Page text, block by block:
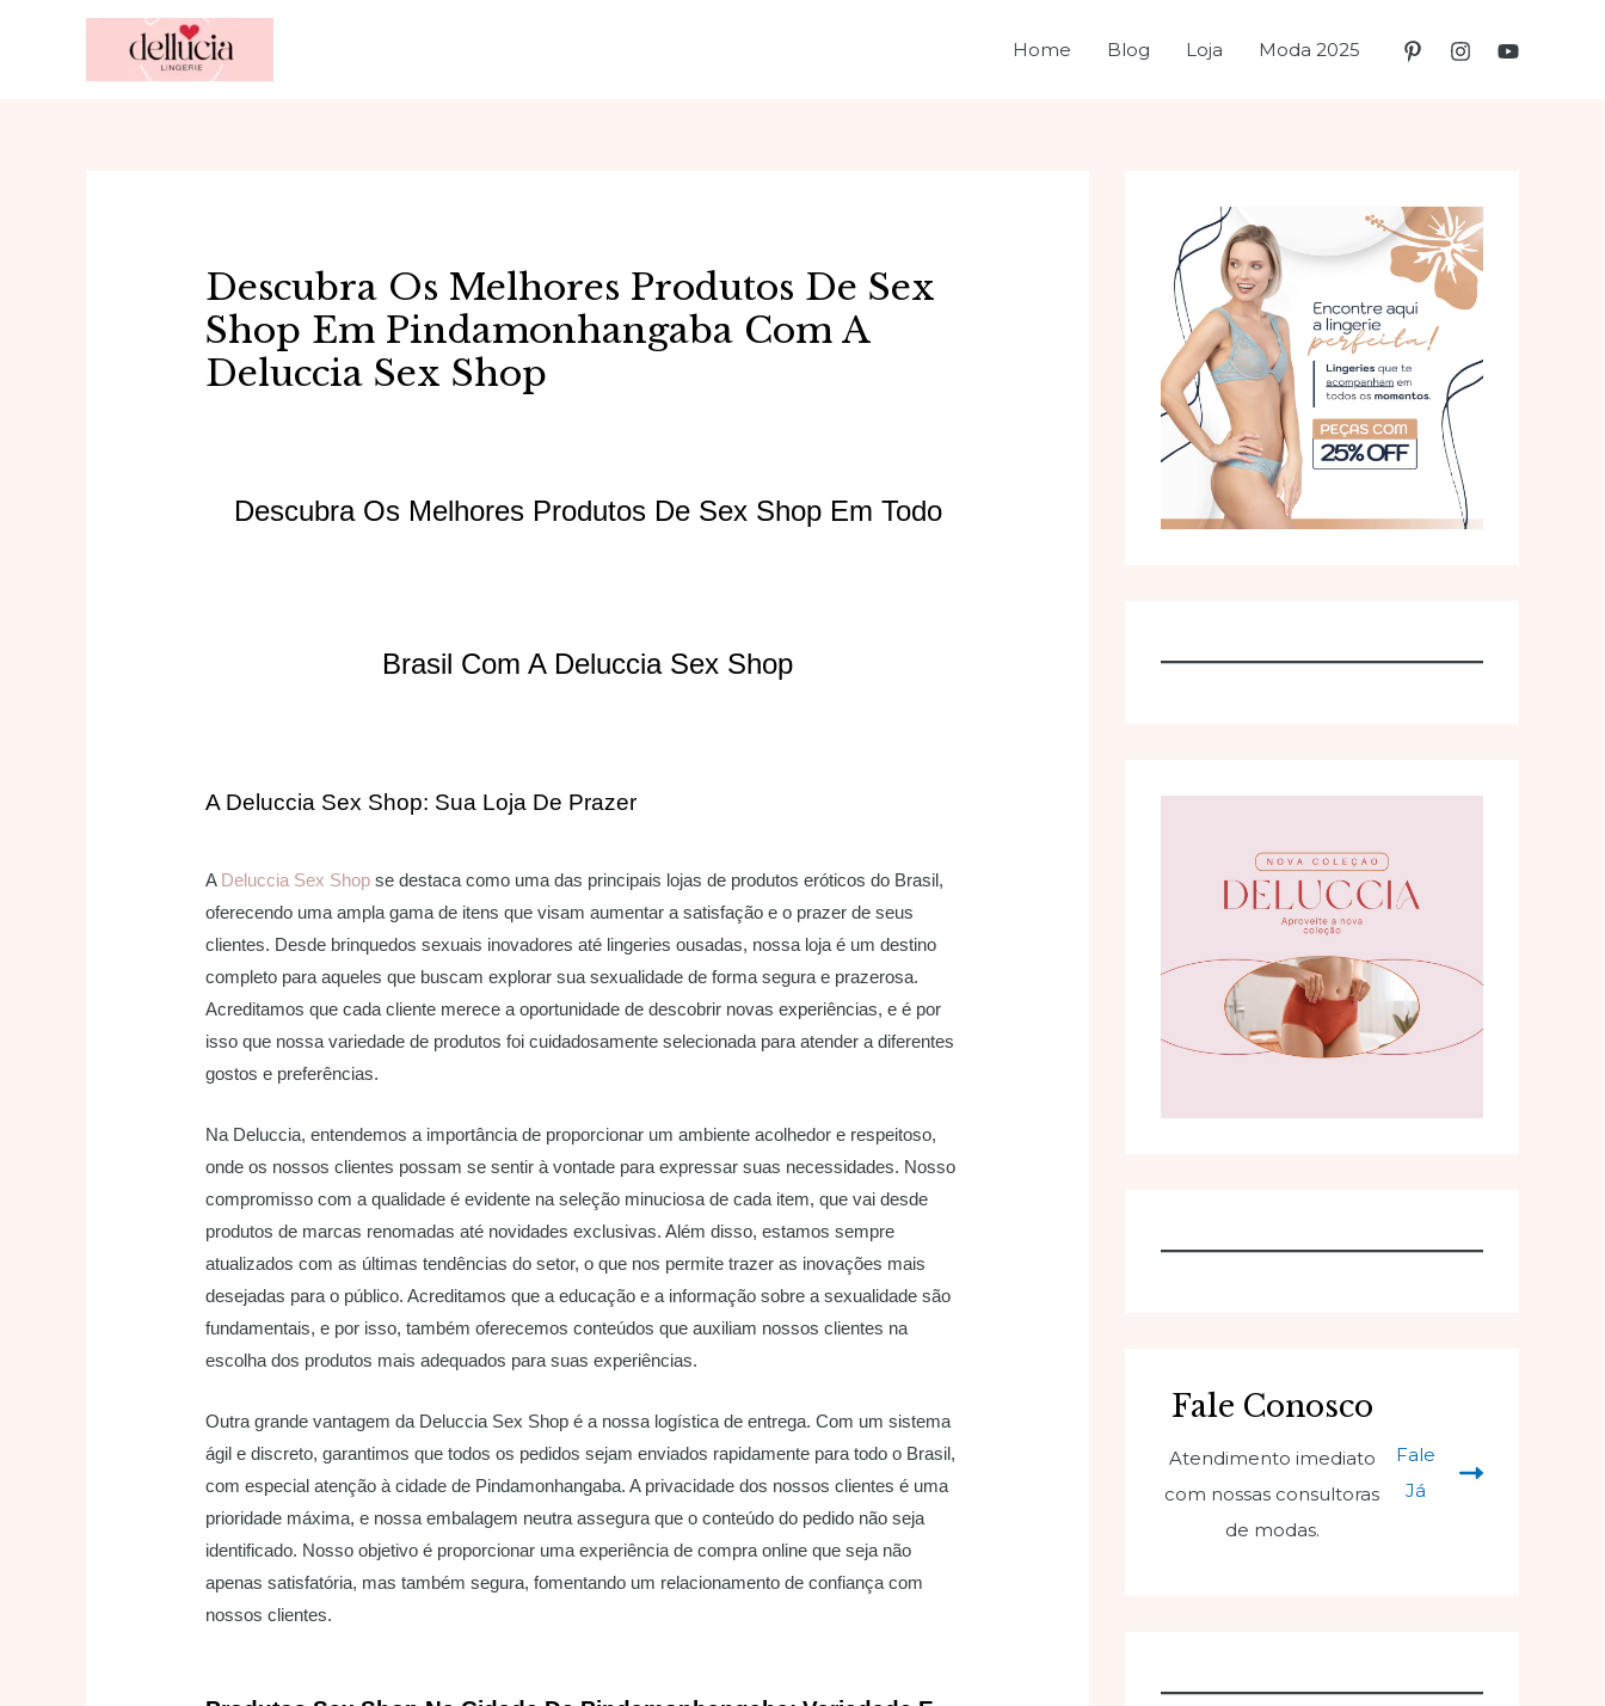
Home Blog Loja Moda 2025
Descubra Os Melhores Produtos De Sex
Shop Em Pindamonhangaba Com A
Deluccia Sex Shop
Descubra Os Melhores Produtos De Sex Shop Em Todo
Brasil Com A Deluccia Sex Shop
A Deluccia Sex Shop: Sua Loja De Prazer
A Deluccia Sex Shop se destaca como uma das principais lojas de produtos eróticos do Brasil,
oferecendo uma ampla gama de itens que visam aumentar a satisfação e o prazer de seus
clientes. Desde brinquedos sexuais inovadores até lingeries ousadas, nossa loja é um destino
completo para aqueles que buscam explorar sua sexualidade de forma segura e prazerosa.
Acreditamos que cada cliente merece a oportunidade de descobrir novas experiências, e é por
isso que nossa variedade de produtos foi cuidadosamente selecionada para atender a diferentes
gostos e preferências.
Na Deluccia, entendemos a importância de proporcionar um ambiente acolhedor e respeitoso,
onde os nossos clientes possam se sentir à vontade para expressar suas necessidades. Nosso
compromisso com a qualidade é evidente na seleção minuciosa de cada item, que vai desde
produtos de marcas renomadas até novidades exclusivas. Além disso, estamos sempre
atualizados com as últimas tendências do setor, o que nos permite trazer as inovações mais
desejadas para o público. Acreditamos que a educação e a informação sobre a sexualidade são
fundamentais, e por isso, também oferecemos conteúdos que auxiliam nossos clientes na
escolha dos produtos mais adequados para suas experiências.
Outra grande vantagem da Deluccia Sex Shop é a nossa logística de entrega. Com um sistema
ágil e discreto, garantimos que todos os pedidos sejam enviados rapidamente para todo o Brasil,
com especial atenção à cidade de Pindamonhangaba. A privacidade dos nossos clientes é uma
prioridade máxima, e nossa embalagem neutra assegura que o conteúdo do pedido não seja
identificado. Nosso objetivo é proporcionar uma experiência de compra online que seja não
apenas satisfatória, mas também segura, fomentando um relacionamento de confiança com
nossos clientes.
Fale Conosco
Atendimento imediato
com nossas consultoras
de modas.
Fale
Já